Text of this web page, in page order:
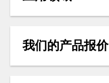
我们的产品报价